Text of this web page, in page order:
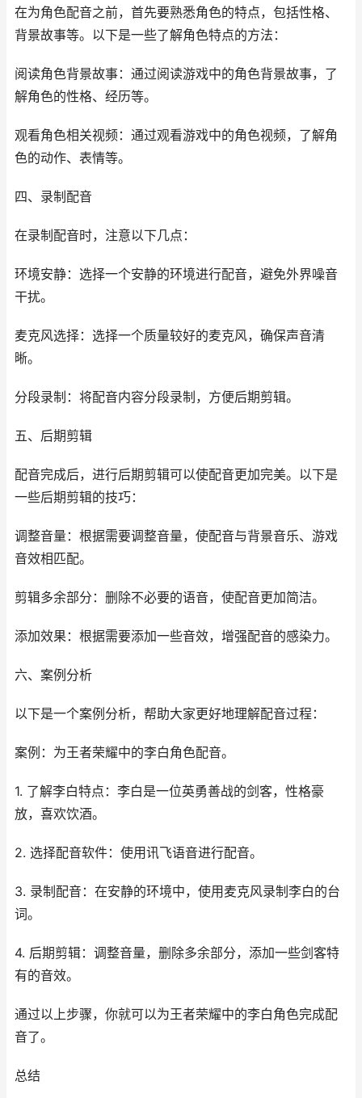
在为角色配音之前，首先要熟悉角色的特点，包括性格、
背景故事等。以下是一些了解角色特点的方法：
阅读角色背景故事：通过阅读游戏中的角色背景故事，了
解角色的性格、经历等。
观看角色相关视频：通过观看游戏中的角色视频，了解角
色的动作、表情等。
四、录制配音
在录制配音时，注意以下几点：
环境安静：选择一个安静的环境进行配音，避免外界噪音
干扰。
麦克风选择：选择一个质量较好的麦克风，确保声音清
晰。
分段录制：将配音内容分段录制，方便后期剪辑。
五、后期剪辑
配音完成后，进行后期剪辑可以使配音更加完美。以下是
一些后期剪辑的技巧：
调整音量：根据需要调整音量，使配音与背景音乐、游戏
音效相匹配。
剪辑多余部分：删除不必要的语音，使配音更加简洁。
添加效果：根据需要添加一些音效，增强配音的感染力。
六、案例分析
以下是一个案例分析，帮助大家更好地理解配音过程：
案例：为王者荣耀中的李白角色配音。
1. 了解李白特点：李白是一位英勇善战的剑客，性格豪
放，喜欢饮酒。
2. 选择配音软件：使用讯飞语音进行配音。
3. 录制配音：在安静的环境中，使用麦克风录制李白的台
词。
4. 后期剪辑：调整音量，删除多余部分，添加一些剑客特
有的音效。
通过以上步骤，你就可以为王者荣耀中的李白角色完成配
音了。
总结